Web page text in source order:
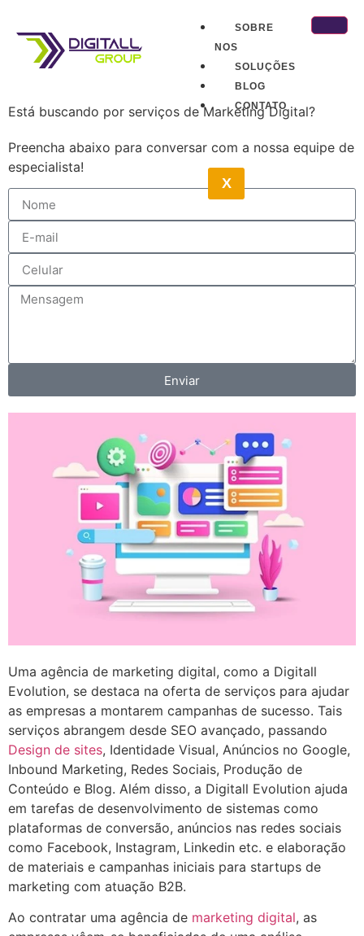
SOBRE
NOS
SOLUÇÕES
BLOG
CONTATO
X
Está buscando por serviços de Marketing Digital?
Preencha abaixo para conversar com a nossa equipe de
especialista!
Enviar
Uma agência de marketing digital, como a Digitall
Evolution, se destaca na oferta de serviços para ajudar
as empresas a montarem campanhas de sucesso. Tais
serviços abrangem desde SEO avançado, passando
Design de sites, Identidade Visual, Anúncios no Google,
Inbound Marketing, Redes Sociais, Produção de
Conteúdo e Blog. Além disso, a Digitall Evolution ajuda
em tarefas de desenvolvimento de sistemas como
plataformas de conversão, anúncios nas redes sociais
como Facebook, Instagram, Linkedin etc. e elaboração
de materiais e campanhas iniciais para startups de
marketing com atuação B2B.
Ao contratar uma agência de marketing digital, as